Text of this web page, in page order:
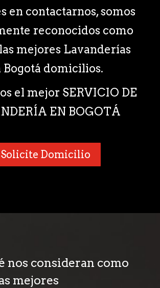
en contactarnos, somos
reconocidos como
mejores Lavanderías
Bogotá domicilios.
el mejor SERVICIO DE
EN BOGOTÁ
Solicite Domicilio
nos consideran como
mejores